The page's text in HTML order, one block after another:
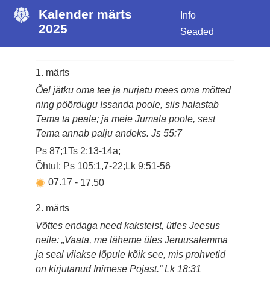
Kalender märts
2025
Info
Seaded
1. märts
Õel jätku oma tee ja nurjatu mees oma mõtted
ning pöördugu Issanda poole, siis halastab
Tema ta peale; ja meie Jumala poole, sest
Tema annab palju andeks. Js 55:7
Ps 87;1Ts 2:13-14a;
Õhtul: Ps 105:1,7-22;Lk 9:51-56
07.17- 17.50
2. märts
Võttes endaga need kaksteist, ütles Jeesus
neile: „Vaata, me läheme üles Jeruusalemma
ja seal viiakse lõpule kõik see, mis prohvetid
on kirjutanud Inimese Pojast.“ Lk 18:31